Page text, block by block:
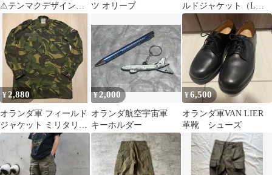
⚠テンマクデザイン
大炎幕FC＆オランダ軍
ペグケース
ツ オリーブ
ルドジャケット（Lサ
イズ）
¥2,880
オランダ軍 フィールド
ジャケット ミリタリー
ウェア
¥2,000
オランダ航空宇宙軍
キーホルダー
¥6,500
オランダ軍VAN LIER
革靴 シューズ